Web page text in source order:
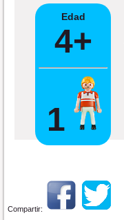
Edad
4+
1
Compartir: